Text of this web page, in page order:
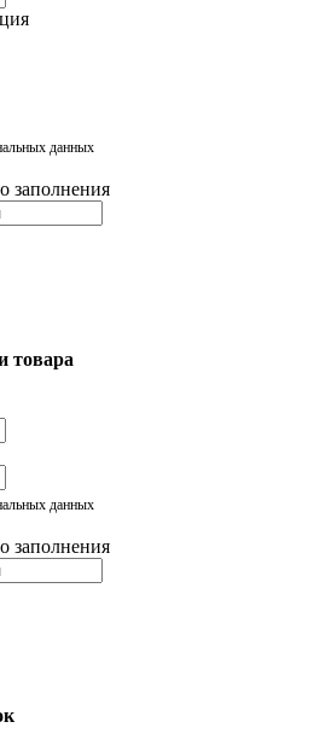
данных
заполнения
товара
данных
заполнения